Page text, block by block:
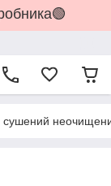
сушений